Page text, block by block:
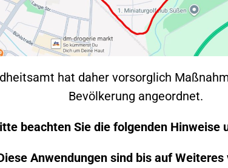
um 11:46 Uhr
Vor Ort
hat daher vorsorglich
Bevölkerung angeordnet.
beachten Sie die folgenden Hinweise
Anwendungen sind bis auf Weiteres